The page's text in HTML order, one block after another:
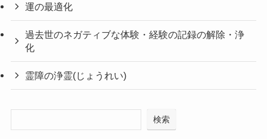
運の最適化
過去世のネガティブな体験・経験の記録の解除・浄
化
霊障の浄霊(じょうれい)
検索